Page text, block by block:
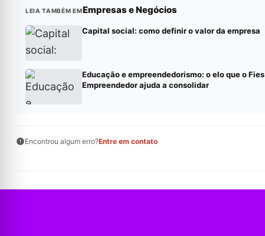
LEIA TAMBÉM EMEmpresas e Negócios
Capital social: como definir o valor da empresa
Educação e empreendedorismo: o elo que o Fies
Empreendedor ajuda a consolidar
Encontrou algum erro?Entre em contato